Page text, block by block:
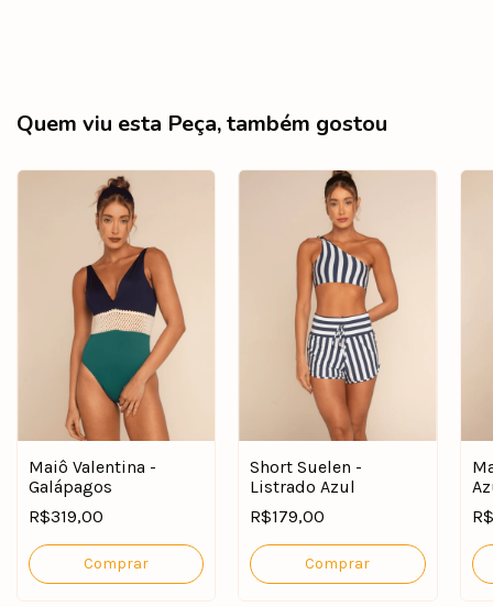
Quem viu esta Peça, também gostou
Maiô Valentina -
Galápagos
R$319,00
Comprar
Short Suelen -
Listrado Azul
R$179,00
Comprar